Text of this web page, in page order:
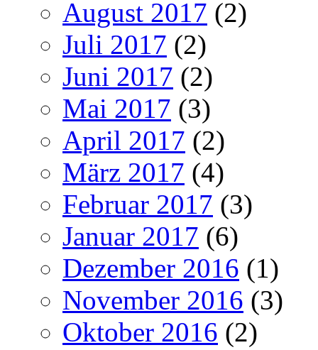
August 2017 (2)
Juli 2017 (2)
Juni 2017 (2)
Mai 2017 (3)
April 2017 (2)
März 2017 (4)
Februar 2017 (3)
Januar 2017 (6)
Dezember 2016 (1)
November 2016 (3)
Oktober 2016 (2)